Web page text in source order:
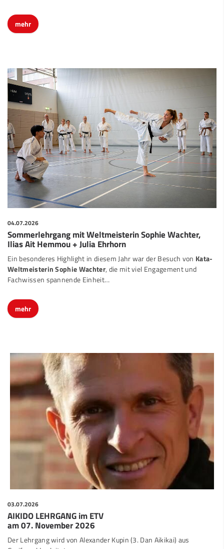
mehr
Sommerlehrgang mit Weltmeisterin Sophie Wachter,
Ilias Ait Hemmou + Julia Ehrhorn
Ein besonderes Highlight in diesem Jahr war der Besuch von
Weltmeisterin Sophie Wachter, die mit viel Engagement und
Fachwissen spannende Einheit…
mehr
AIKIDO LEHRGANG im ETV
am 07. November 2026
Der Lehrgang wird von Alexander Kupin (3. Dan Aikikai) aus
Greifswald geleitet.